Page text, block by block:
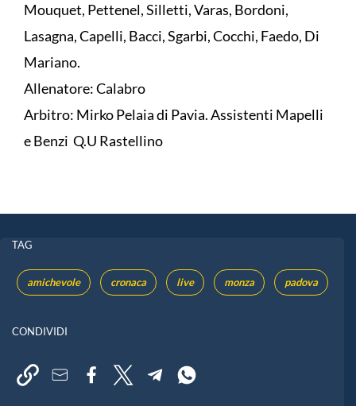
Mouquet, Pettenel, Silletti, Varas, Bordoni,
Lasagna, Capelli, Bacci, Sgarbi, Cocchi, Faedo, Di
Mariano.
Allenatore: Calabro
Arbitro: Mirko Pelaia di Pavia. Assistenti Mapelli
e Benzi Q.U Rastellino
TAG
amichevole cronaca live monza padova
CONDIVIDI